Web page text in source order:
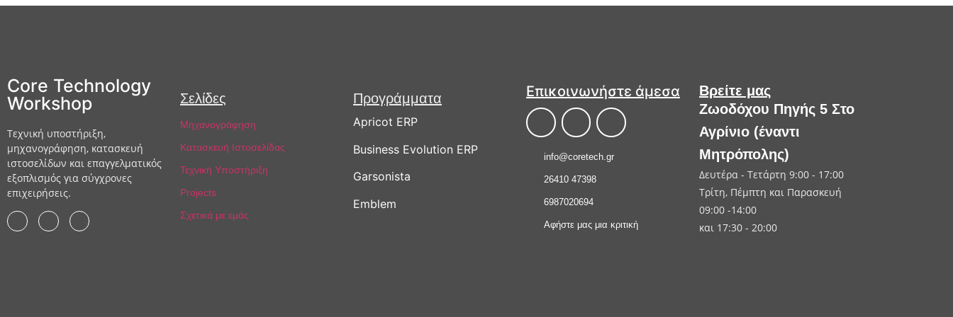
Core Technology
Workshop
Τεχνική υποστήριξη,
μηχανογράφηση, κατασκευή
ιστοσελίδων και επαγγελματικός
εξοπλισμός για σύγχρονες
επιχειρήσεις.
Σελίδες
Μηχανογράφηση
Κατασκευή Ιστοσελίδας
Τεχνική Υποστήριξη
Projects
Σχετικά με εμάς
Προγράμματα
Apricot ERP
Business Evolution ERP
Garsonista
Emblem
Επικοινωνήστε άμεσα
info@coretech.gr
26410 47398
6987020694
Αφήστε μας μια κριτική
Βρείτε μας
Ζωοδόχου Πηγής 5 Στο
Αγρίνιο (έναντι
Μητρόπολης)
Δευτέρα - Τετάρτη 9:00 - 17:00
Τρίτη, Πέμπτη και Παρασκευή
09:00 -14:00
και 17:30 - 20:00